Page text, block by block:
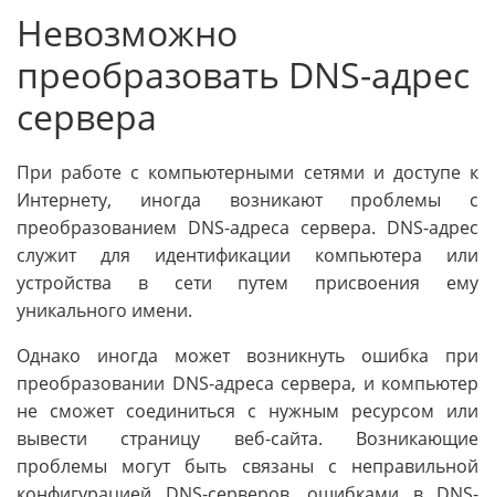
Невозможно
преобразовать DNS-адрес
сервера
При работе с компьютерными сетями и доступе к
Интернету, иногда возникают проблемы с
преобразованием DNS-адреса сервера. DNS-адрес
служит для идентификации компьютера или
устройства в сети путем присвоения ему
уникального имени.
Однако иногда может возникнуть ошибка при
преобразовании DNS-адреса сервера, и компьютер
не сможет соединиться с нужным ресурсом или
вывести страницу веб-сайта. Возникающие
проблемы могут быть связаны с неправильной